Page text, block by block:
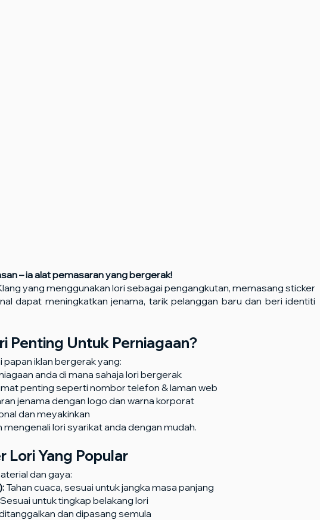
– ia alat pemasaran yang bergerak!
yang menggunakan lori sebagai pengangkutan, memasang sticker
dapat meningkatkan jenama, tarik pelanggan baru dan beri identiti
Penting Untuk Perniagaan?
iklan bergerak yang:
anda di mana sahaja lori bergerak
penting seperti nombor telefon & laman web
jenama dengan logo dan warna korporat
dan meyakinkan
lori syarikat anda dengan mudah.
Yang Popular
dan gaya:
Tahan cuaca, sesuai untuk jangka masa panjang
Sesuai untuk tingkap belakang lori
dan dipasang semula